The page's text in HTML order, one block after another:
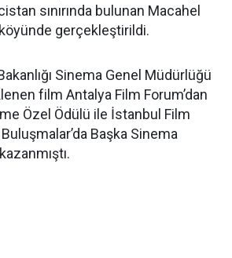
sınırında bulunan Macahel
gerçekleştirildi.
Sinema Genel Müdürlüğü
film Antalya Film Forum’dan
Özel Ödülü ile İstanbul Film
Başka Sinema